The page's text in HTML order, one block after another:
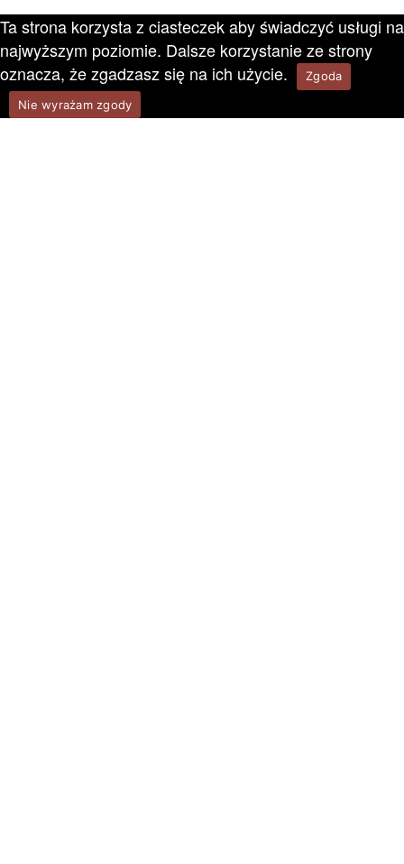
Ta strona korzysta z ciasteczek aby świadczyć usługi na
najwyższym poziomie. Dalsze korzystanie ze strony
oznacza, że zgadzasz się na ich użycie.
Zgoda
Nie wyrażam zgody